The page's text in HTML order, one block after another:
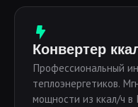
Конвертер
Профессиональный
теплоэнергетиков.
мощности из ккал/ч в